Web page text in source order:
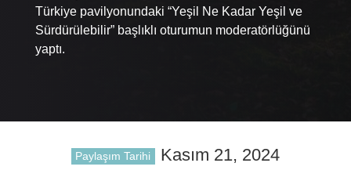
Türkiye pavilyonundaki “Yeşil Ne Kadar Yeşil ve
Sürdürülebilir” başlıklı oturumun moderatörlüğünü
yaptı.
Paylaşım Tarihi Kasım 21, 2024